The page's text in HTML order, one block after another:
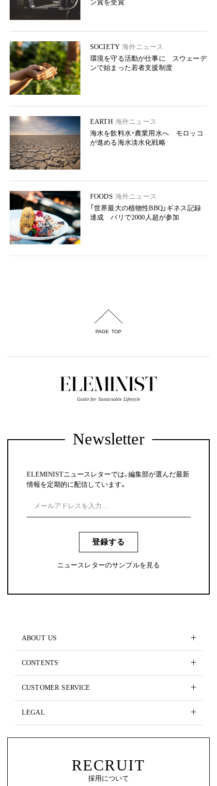
ン賞を受賞
SOCIETY 海外ニュース
環境を守る活動が仕事に スウェーデ
ンで始まった若者支援制度
EARTH 海外ニュース
海水を飲料水・農業用水へ モロッコ
が進める海水淡水化戦略
FOODS 海外ニュース
「世界最大の植物性BBQ」ギネス記録
達成 パリで2000人超が参加
PAGE TOP
Guide for Sustainable Lifestyle
Newsletter
ELEMINISTニュースレターでは、編集部が選んだ最新
情報を定期的に配信しています。
登録する
ニュースレターのサンプルを見る
ABOUT US
CONTENTS
CUSTOMER SERVICE
LEGAL
RECRUIT
採用について